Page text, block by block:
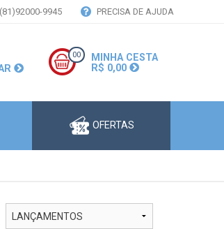
9945 PRECISA DE AJUDA
00
MINHA CESTA
R$ 0,00
OFERTAS